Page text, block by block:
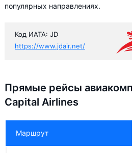
популярных направлениях.
Код ИАТА: JD
https://www.jdair.net/
Прямые рейсы
Capital Airlines
Маршрут